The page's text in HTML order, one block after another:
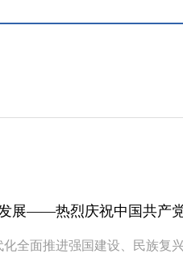
展——热烈庆祝中国共产
全面推进强国建设、民族复